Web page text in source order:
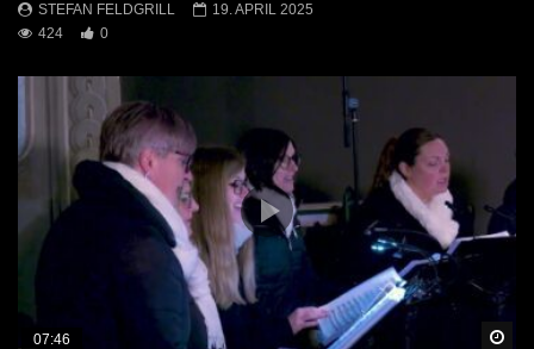
STEFAN FELDGRILL
19. APRIL 2025
424
0
07:46